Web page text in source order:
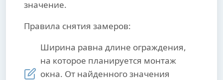
значение.
Правила снятия замеров:
Ширина равна длине ограждения,
на которое планируется монтаж
окна. От найденного значения